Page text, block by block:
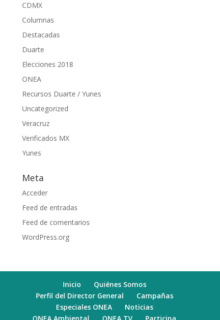
CDMX
Columnas
Destacadas
Duarte
Elecciones 2018
ONEA
Recursos Duarte / Yunes
Uncategorized
Veracruz
Verificados MX
Yunes
Meta
Acceder
Feed de entradas
Feed de comentarios
WordPress.org
Inicio
Quiénes Somos
Perfil del Director General
Campañas
Especiales ONEA
Noticias